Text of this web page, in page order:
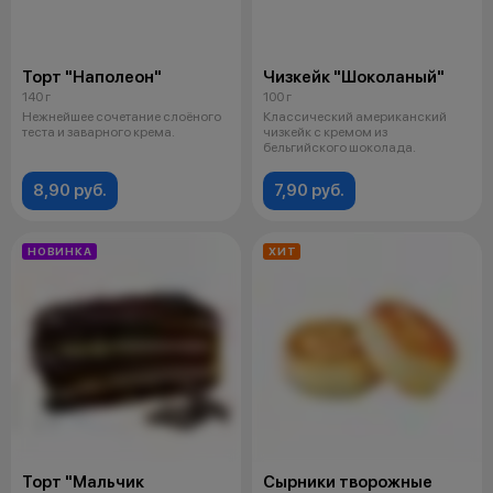
Торт "Наполеон"
140 г
Нежнейшее сочетание слоёного
теста и заварного крема.
8,90 руб.
Чизкейк "Шоколаный"
100 г
Классический американский
чизкейк с кремом из
бельгийского шоколада.
7,90 руб.
НОВИНКА
Торт "Мальчик
ХИТ
Сырники творожные